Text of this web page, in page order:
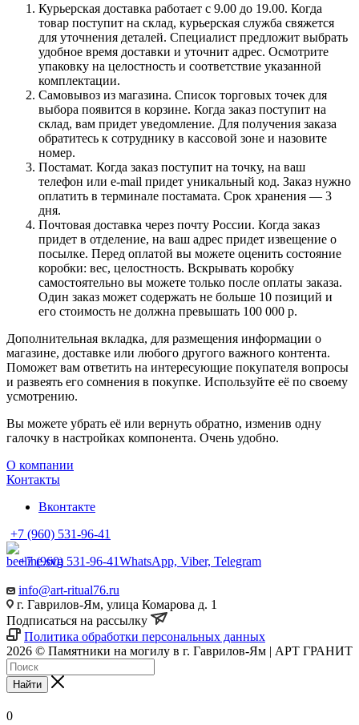
Курьерская доставка работает с 9.00 до 19.00. Когда
товар поступит на склад, курьерская служба свяжется
для уточнения деталей. Специалист предложит выбрать
удобное время доставки и уточнит адрес. Осмотрите
упаковку на целостность и соответствие указанной
комплектации.
Самовывоз из магазина. Список торговых точек для
выбора появится в корзине. Когда заказ поступит на
склад, вам придет уведомление. Для получения заказа
обратитесь к сотруднику в кассовой зоне и назовите
номер.
Постамат. Когда заказ поступит на точку, на ваш
телефон или e-mail придет уникальный код. Заказ нужно
оплатить в терминале постамата. Срок хранения — 3
дня.
Почтовая доставка через почту России. Когда заказ
придет в отделение, на ваш адрес придет извещение о
посылке. Перед оплатой вы можете оценить состояние
коробки: вес, целостность. Вскрывать коробку
самостоятельно вы можете только после оплаты заказа.
Один заказ может содержать не больше 10 позиций и
его стоимость не должна превышать 100 000 р.
Дополнительная вкладка, для размещения информации о
магазине, доставке или любого другого важного контента.
Поможет вам ответить на интересующие покупателя вопросы
и развеять его сомнения в покупке. Используйте её по своему
усмотрению.
Вы можете убрать её или вернуть обратно, изменив одну
галочку в настройках компонента. Очень удобно.
О компании
Контакты
Вконтакте
+7 (960) 531-96-41
+7 (960) 531-96-41WhatsApp, Viber, Telegram
info@art-ritual76.ru
г. Гаврилов-Ям, улица Комарова д. 1
Подписаться на рассылку
Политика обработки персональных данных
2026 © Памятники на могилу в г. Гаврилов-Ям | АРТ ГРАНИТ
Найти
0